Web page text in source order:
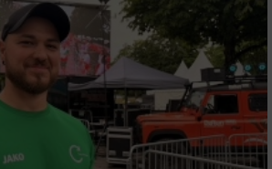
Zugriff auf Informationen
Daten zur Auswahl
für personalisierte